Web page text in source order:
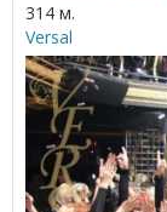
314 м.
Versal